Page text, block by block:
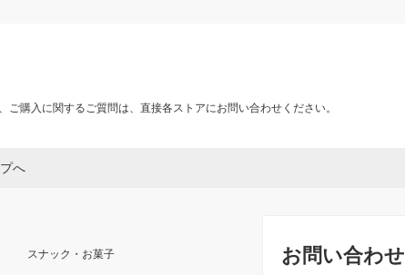
購入に関するご質問は、直接各ストアにお問い合わせください。
へ
お問い合わせ
スナック・お菓子